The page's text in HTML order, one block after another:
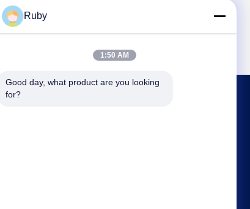
Ruby
1:50 AM
Good day, what product are you looking
for?